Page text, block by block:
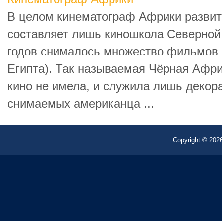
В целом кинематограф Африки
составляет лишь киношкола
годов снималось множество
Египта). Так называемая Чёрная
кино не имела, и служила лишь
снимаемых американца ...
Copyright ©